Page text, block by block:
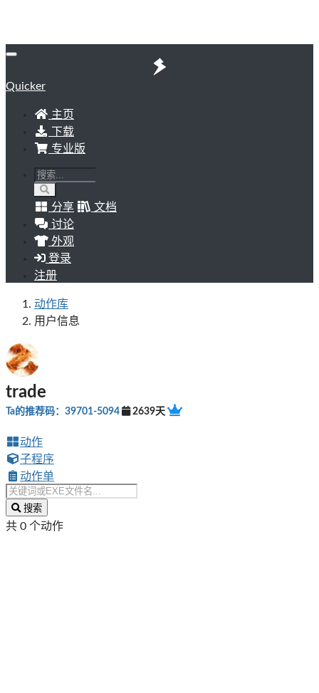
Quicker
主页
下载
专业版
分享
文档
讨论
外观
登录
注册
动作库
用户信息
trade
Ta的推荐码：39701-5094 2639天
动作
子程序
动作单
搜索
共 0 个动作